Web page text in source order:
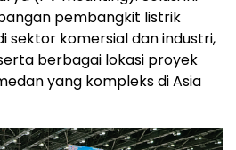
pembangkit listrik
sektor komersial dan industri,
berbagai lokasi proyek
yang kompleks di Asia